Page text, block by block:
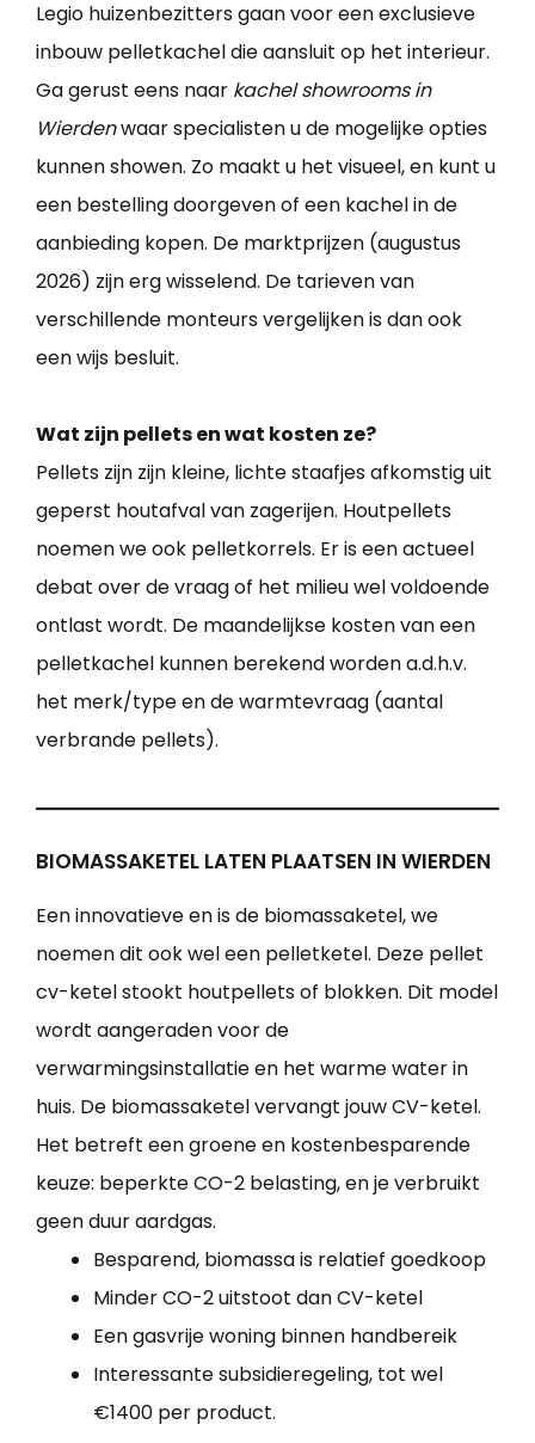
Legio huizenbezitters gaan voor een exclusieve
inbouw pelletkachel die aansluit op het interieur.
Ga gerust eens naar kachel showrooms in
Wierdenwaar specialisten u de mogelijke opties
kunnen showen. Zo maakt u het visueel, en kunt u
een bestelling doorgeven of een kachel in de
aanbieding kopen. De marktprijzen (augustus
2026) zijn erg wisselend. De tarieven van
verschillende monteurs vergelijken is dan ook
een wijs besluit.
Wat zijn pellets en wat kosten ze?
Pellets zijn zijn kleine, lichte staafjes afkomstig uit
geperst houtafval van zagerijen. Houtpellets
noemen we ook pelletkorrels. Er is een actueel
debat over de vraag of het milieu wel voldoende
ontlast wordt. De maandelijkse kosten van een
pelletkachel kunnen berekend worden a.d.h.v.
het merk/type en de warmtevraag (aantal
verbrande pellets).
BIOMASSAKETEL LATEN PLAATSEN IN WIERDEN
Een innovatieve en is de biomassaketel, we
noemen dit ook wel een pelletketel. Deze pellet
cv-ketel stookt houtpellets of blokken. Dit model
wordt aangeraden voor de
verwarmingsinstallatie en het warme water in
huis. De biomassaketel vervangt jouw CV-ketel.
Het betreft een groene en kostenbesparende
keuze: beperkte CO-2 belasting, en je verbruikt
geen duur aardgas.
Besparend, biomassa is relatief goedkoop
Minder CO-2 uitstoot dan CV-ketel
Een gasvrije woning binnen handbereik
Interessante subsidieregeling, tot wel
€1400 per product.